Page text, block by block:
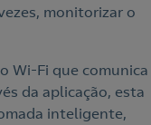
monitorizar o
Wi-Fi que comunica
da aplicação, esta
inteligente,